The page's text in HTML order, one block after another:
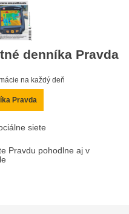
denníka Pravda
na každý deň
Pravda
siete
Pravdu pohodlne aj v